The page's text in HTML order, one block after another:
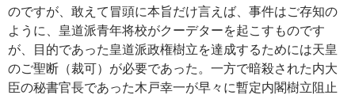
のですが、敢えて冒頭に本旨だけ言えば、事件はご存知の
ように、皇道派青年将校がクーデターを起こすものです
が、目的であった皇道派政権樹立を達成するためには天皇
のご聖断（裁可）が必要であった。一方で暗殺された内大
臣の秘書官長であった木戸幸一が早々に暫定内閣樹立阻止